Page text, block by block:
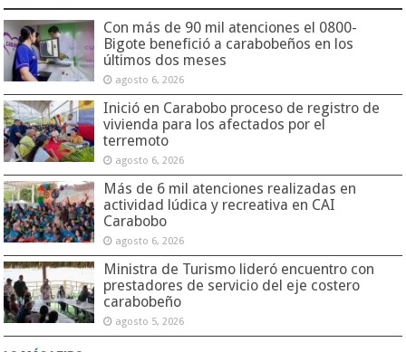
Con más de 90 mil atenciones el 0800-
Bigote benefició a carabobeños en los
últimos dos meses
agosto 6, 2026
Inició en Carabobo proceso de registro de
vivienda para los afectados por el
terremoto
agosto 6, 2026
Más de 6 mil atenciones realizadas en
actividad lúdica y recreativa en CAI
Carabobo
agosto 6, 2026
Ministra de Turismo lideró encuentro con
prestadores de servicio del eje costero
carabobeño
agosto 5, 2026